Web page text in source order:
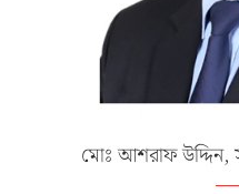
মোঃ আশরাফ উদ্দিন,